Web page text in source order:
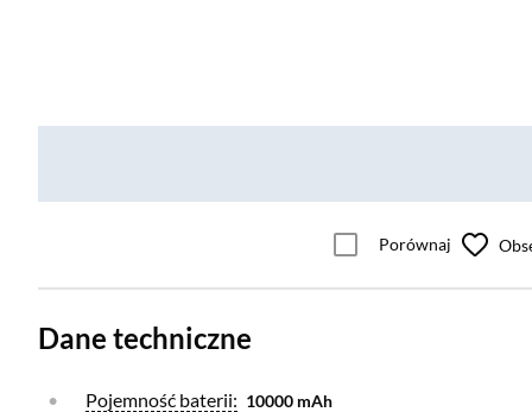
Porównaj
Dane techniczne
Otwórz warstwę
Pojemność baterii: 10000 mAh